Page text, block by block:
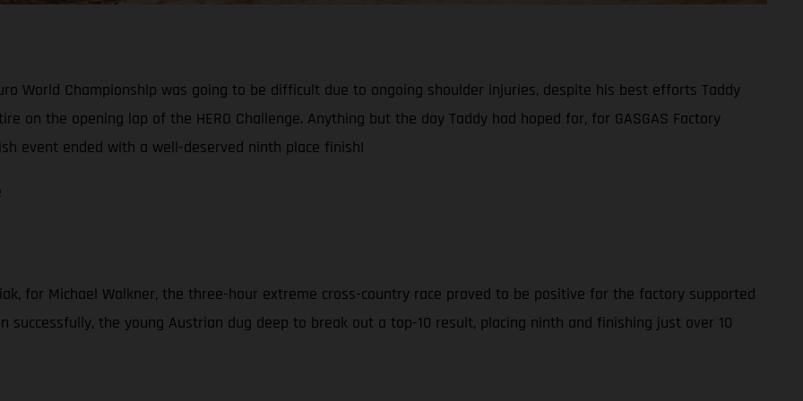
World Championship was going to be difficult due to ongoing shoulder injuries, despite his best efforts Taddy
on the opening lap of the HERO Challenge. Anything but the day Taddy had hoped for, for GASGAS Factory
event ended with a well-deserved ninth place finish!
for Michael Walkner, the three-hour extreme cross-country race proved to be positive for the factory supported
successfully, the young Austrian dug deep to break out a top-10 result, placing ninth and finishing just over 10